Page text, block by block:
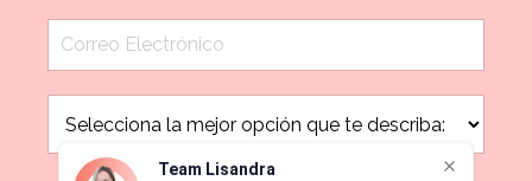
Team Lisandra